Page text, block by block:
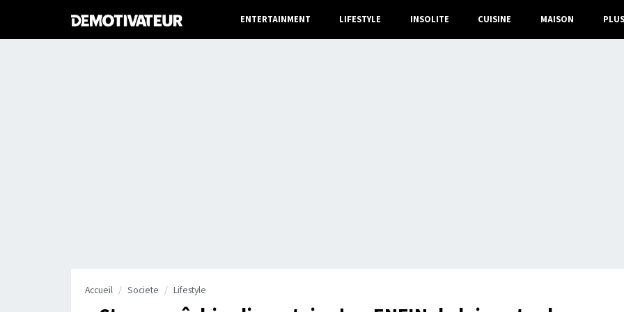
ENTERTAINMENT LIFESTYLE INSOLITE CUISINE MAISON PLUS
Accueil Societe Lifestyle